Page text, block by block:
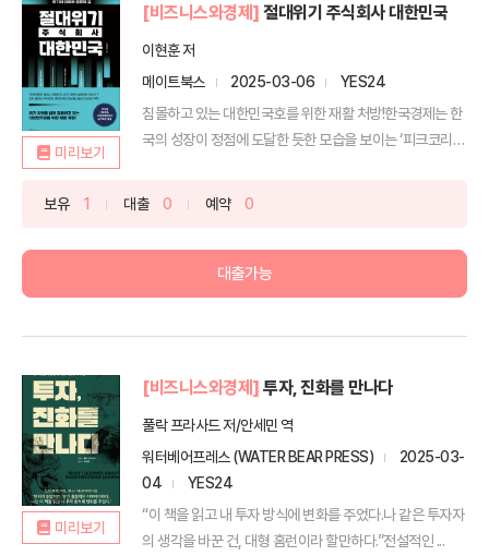
미리보기
[비즈니스와경제] 절대위기 주식회사 대한민국
이현훈 저
메이트북스
2025-03-06
YES24
침몰하고 있는 대한민국호를 위한 재활 처방!한국경제는 한
국의 성장이 정점에 도달한 듯한 모습을 보이는 ‘피크코리
보유 1 대출 0 예약 0
대출가능
미리보기
[비즈니스와경제] 투자, 진화를 만나다
풀락 프라사드 저/안세민 역
워터베어프레스 (WATER BEAR PRESS)
2025-03-
04
YES24
“이 책을 읽고 내 투자 방식에 변화를 주었다.나 같은 투자자
의 생각을 바꾼 건, 대형 홈런이라 할만하다.”전설적인 ...